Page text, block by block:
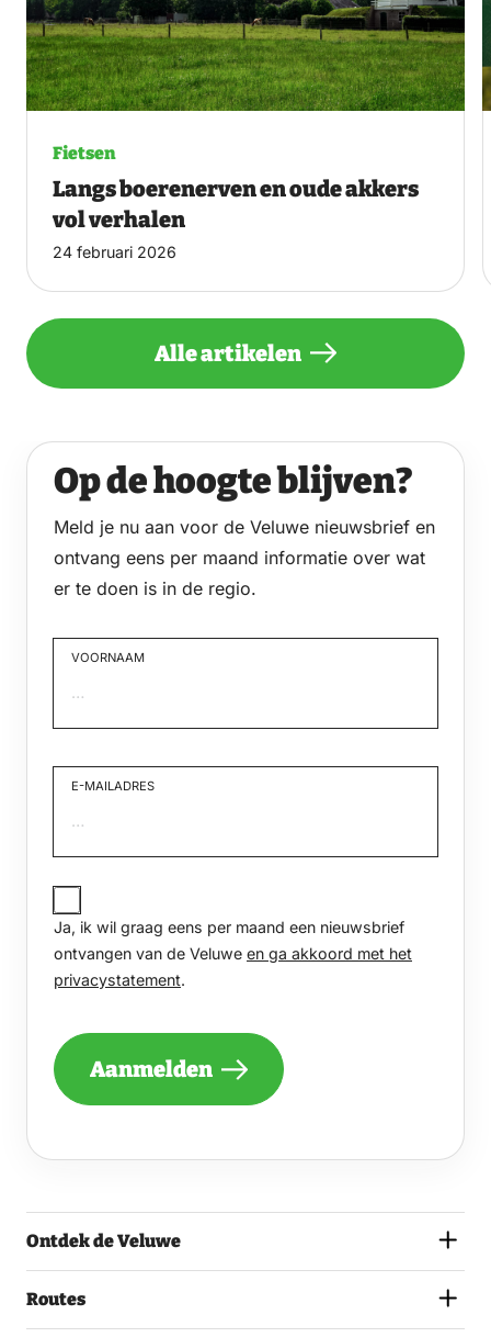
Fietsen
Langs boerenerven en oude akkers
vol verhalen
24 februari 2026
Alle artikelen
Op de hoogte blijven?
Meld je nu aan voor de Veluwe nieuwsbrief en
ontvang eens per maand informatie over wat
er te doen is in de regio.
VOORNAAM
E-MAILADRES
JA,
IK
WIL
GRAAG
EENS
PER
EEN
ONTVANGEN
EN
HET
Ja, ik wil graag eens per maand een nieuwsbrief
ontvangen van de Veluwe en ga akkoord met het
privacystatement.
Aanmelden
Ontdek de Veluwe
Routes